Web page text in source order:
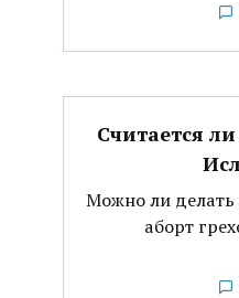
Считается
Можно ли делать
аборт